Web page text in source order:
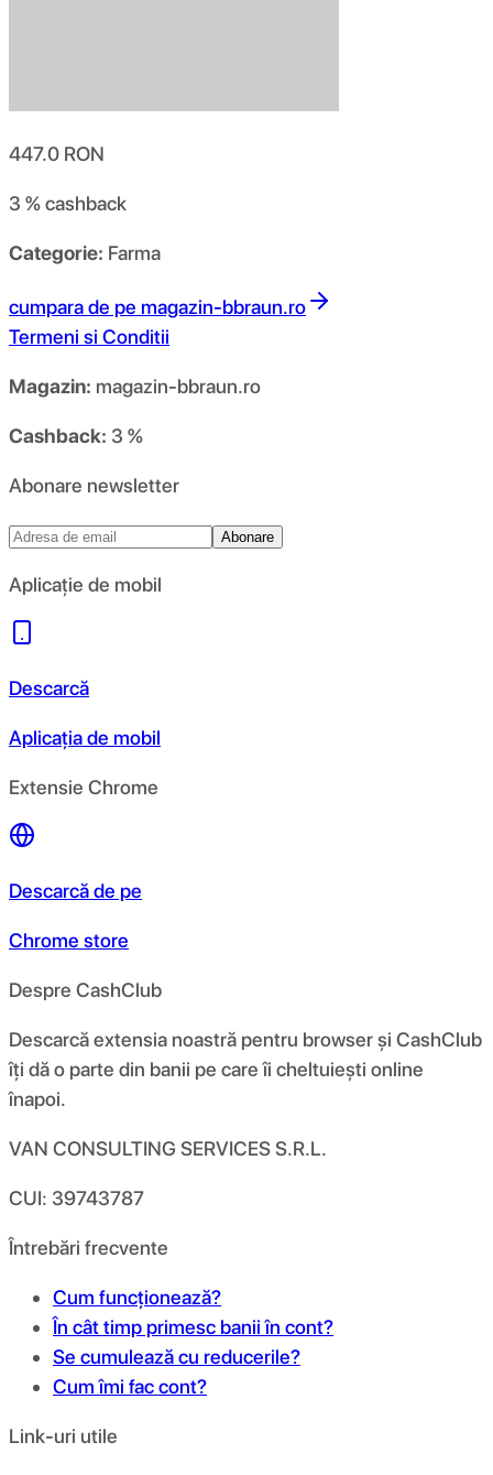
447.0 RON
3 %cashback
Categorie: Farma
cumpara de pe magazin-bbraun.ro
Termeni si Conditii
Magazin: magazin-bbraun.ro
Cashback: 3 %
Abonare newsletter
Abonare
Aplicație de mobil
Descarcă
Aplicația de mobil
Extensie Chrome
Descarcă de pe
Chrome store
Despre CashClub
Descarcă extensia noastră pentru browser și CashClub
îți dă o parte din banii pe care îi cheltuiești online
înapoi.
VAN CONSULTING SERVICES S.R.L.
CUI: 39743787
Întrebări frecvente
Cum funcționează?
În cât timp primesc banii în cont?
Se cumulează cu reducerile?
Cum îmi fac cont?
Link-uri utile